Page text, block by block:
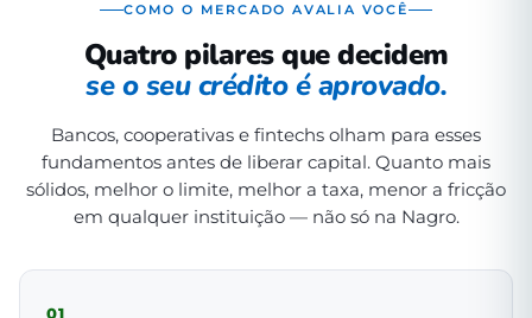
COMO O MERCADO AVALIA VOCÊ
Quatro pilares que decidem
se o seu crédito é aprovado.
Bancos, cooperativas e fintechs olham para esses
fundamentos antes de liberar capital. Quanto mais
sólidos, melhor o limite, melhor a taxa, menor a fricção
em qualquer instituição — não só na Nagro.
01